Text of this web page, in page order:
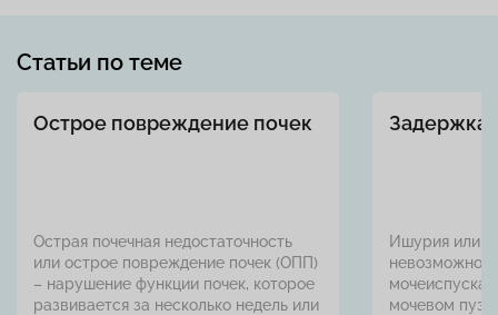
Статьи по теме
Острое повреждение почек
Острая почечная недостаточность
или острое повреждение почек (ОПП)
– нарушение функции почек, которое
развивается за несколько недель или
Задержка
Ишурия или
мочевом